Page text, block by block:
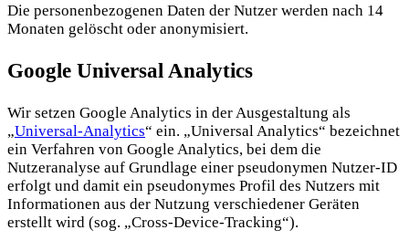
Die personenbezogenen Daten der Nutzer werden nach 14
Monaten gelöscht oder anonymisiert.
Google Universal Analytics
Wir setzen Google Analytics in der Ausgestaltung als
„Universal-Analytics“ ein. „Universal Analytics“ bezeichnet
ein Verfahren von Google Analytics, bei dem die
Nutzeranalyse auf Grundlage einer pseudonymen Nutzer-ID
erfolgt und damit ein pseudonymes Profil des Nutzers mit
Informationen aus der Nutzung verschiedener Geräten
erstellt wird (sog. „Cross-Device-Tracking“).